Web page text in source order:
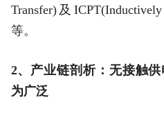
Transfer)及
等。
2、产业链剖析：无接触
为广泛